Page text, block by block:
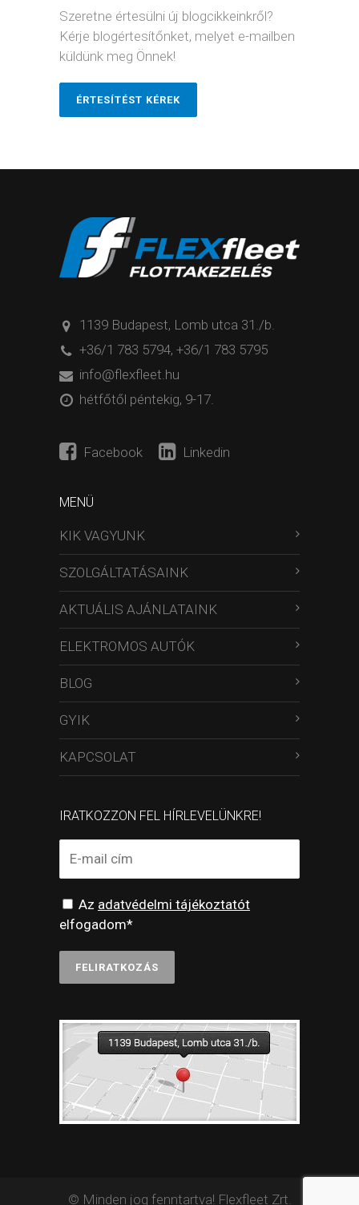
Szeretne értesülni új blogcikkeinkről?
Kérje blogértesítőnket, melyet e-mailben
küldünk meg Önnek!
ÉRTESÍTÉST KÉREK
1139 Budapest, Lomb utca 31./b.
+36/1 783 5794, +36/1 783 5795
info@flexfleet.hu
hétfőtől péntekig, 9-17.
Facebook Linkedin
MENÜ
KIK VAGYUNK
SZOLGÁLTATÁSAINK
AKTUÁLIS AJÁNLATAINK
ELEKTROMOS AUTÓK
BLOG
GYIK
KAPCSOLAT
IRATKOZZON FEL HÍRLEVELÜNKRE!
Az adatvédelmi tájékoztatót
elfogadom*
© Minden jog fenntartva! Flexfleet Zrt.